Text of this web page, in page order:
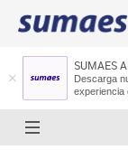
SUMAES
Descarga
experiencia